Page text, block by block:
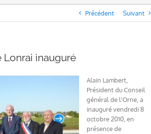
Précédent Suivant
Lonrai inauguré
Alain Lambert,
Président du Conseil
général de l’Orne, a
inauguré vendredi 8
octobre 2010, en
présence de